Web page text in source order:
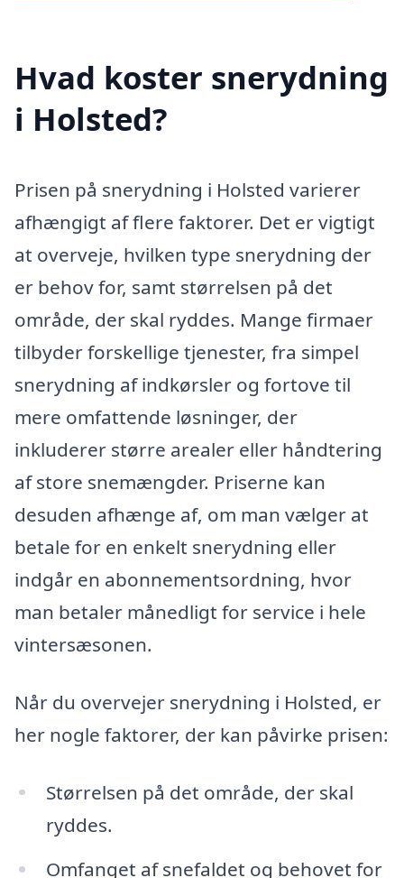
Hvad koster snerydning
i Holsted?
Prisen på snerydning i Holsted varierer
afhængigt af flere faktorer. Det er vigtigt
at overveje, hvilken type snerydning der
er behov for, samt størrelsen på det
område, der skal ryddes. Mange firmaer
tilbyder forskellige tjenester, fra simpel
snerydning af indkørsler og fortove til
mere omfattende løsninger, der
inkluderer større arealer eller håndtering
af store snemængder. Priserne kan
desuden afhænge af, om man vælger at
betale for en enkelt snerydning eller
indgår en abonnementsordning, hvor
man betaler månedligt for service i hele
vintersæsonen.
Når du overvejer snerydning i Holsted, er
her nogle faktorer, der kan påvirke prisen:
Størrelsen på det område, der skal
ryddes.
Omfanget af snefaldet og behovet for